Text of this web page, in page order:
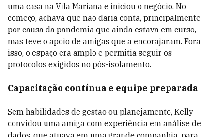
uma casa na Vila Mariana e iniciou o negócio. No
começo, achava que não daria conta, principalmente
por causa da pandemia que ainda estava em curso,
mas teve o apoio de amigas que a encorajaram. Fora
isso, o espaço era amplo e permitia seguir os
protocolos exigidos no pós-isolamento.
Capacitação contínua e equipe preparada
Sem habilidades de gestão ou planejamento, Kelly
convidou uma amiga com experiência em análise de
dados, que atuava em uma grande companhia, para